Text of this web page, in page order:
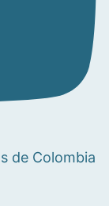
de Colombia